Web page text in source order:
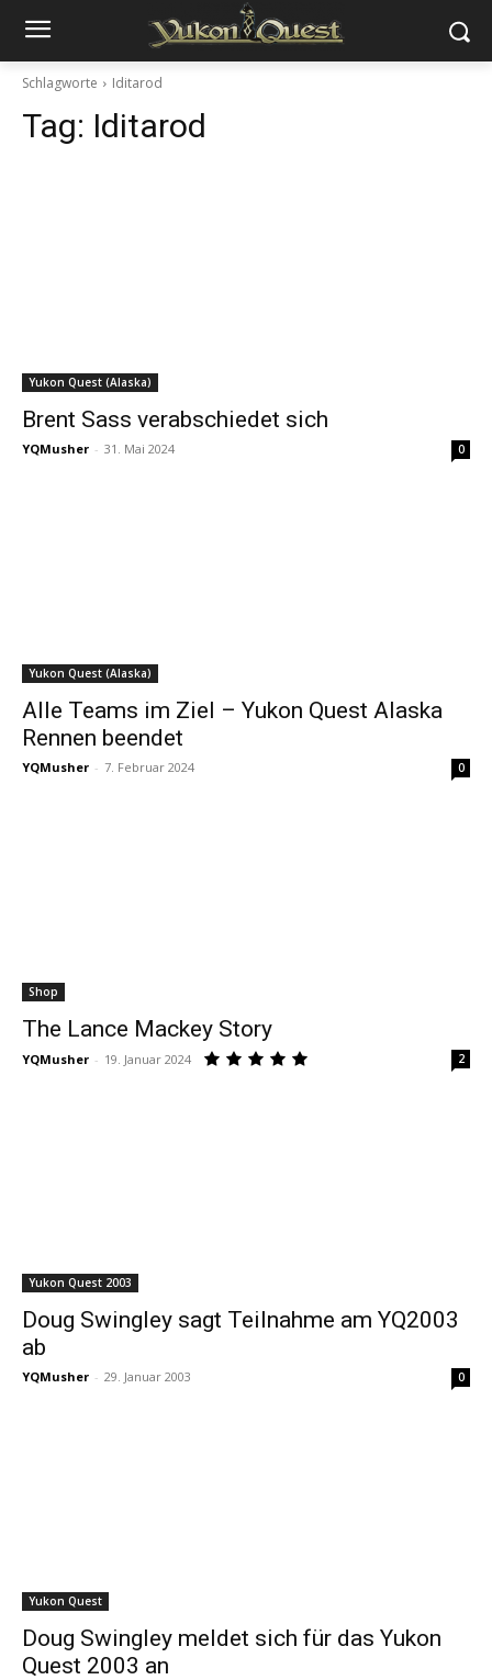
Schlagworte Iditarod
Tag: Iditarod
Yukon Quest (Alaska)
Brent Sass verabschiedet sich
YQMusher - 31. Mai 2024 0
Yukon Quest (Alaska)
Alle Teams im Ziel – Yukon Quest Alaska
Rennen beendet
YQMusher - 7. Februar 2024 0
Shop
The Lance Mackey Story
YQMusher - 19. Januar 2024 2
Yukon Quest 2003
Doug Swingley sagt Teilnahme am YQ2003
ab
YQMusher - 29. Januar 2003 0
Yukon Quest
Doug Swingley meldet sich für das Yukon
Quest 2003 an